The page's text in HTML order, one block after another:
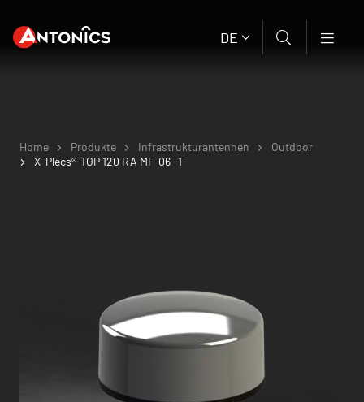
DE
Home Produkte Infrastruktur­antennen
Outdoor
X-Plecs®-TOP 120 RA MF-06 -1-